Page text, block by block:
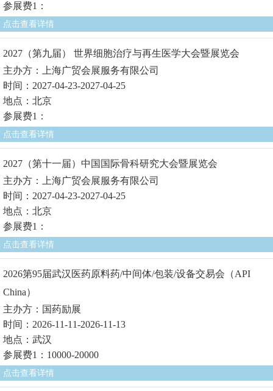
参展费1：
点击查看详情
2027（第九届） 世界细胞治疗与再生医学大会暨展览会
主办方：上海广贸会展服务有限公司
时间：2027-04-23-2027-04-25
地点：北京
参展费1：
点击查看详情
2027（第十一届）中国国际骨科研究大会暨展览会
主办方：上海广贸会展服务有限公司
时间：2027-04-23-2027-04-25
地点：北京
参展费1：
点击查看详情
2026第95届武汉医药原料药/中间体/包装/设备交易会（API
China）
主办方：国药励展
时间：2026-11-11-2026-11-13
地点：武汉
参展费1：10000-20000
点击查看详情